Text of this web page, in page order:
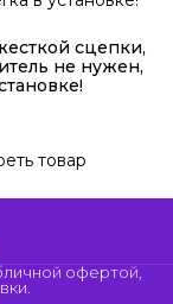
сцепки,
не нужен,
товар
офертой,